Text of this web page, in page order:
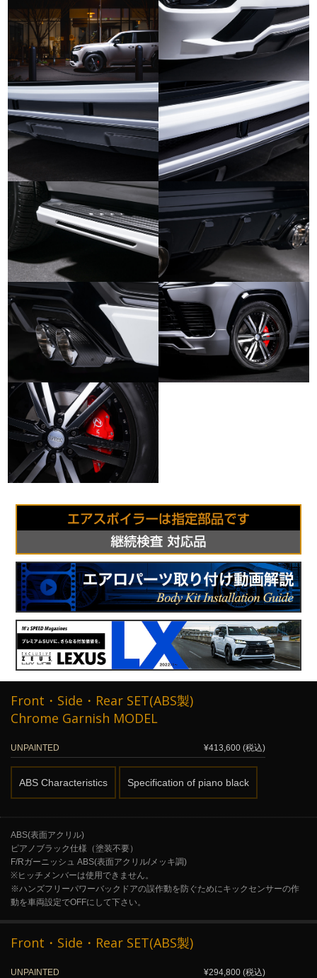
Front・Side・Rear SET(ABS製)
Chrome Garnish MODEL
UNPAINTED ¥413,600 (税込)
ABS Characteristics Specification of piano black
ABS(表面アクリル)
ピアノブラック仕様（塗装不要）
F/Rガーニッシュ ABS(表面アクリル/メッキ調)
※ヒッチメンバーは使用できません。
※ハンズフリーパワーバックドアの誤作動を防ぐためにキックセンサーの作
動を車両設定でOFFにして下さい。
Front・Side・Rear SET(ABS製)
UNPAINTED ¥294,800 (税込)